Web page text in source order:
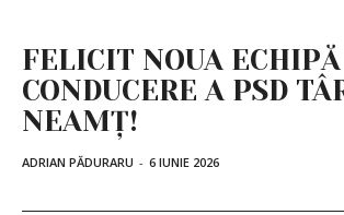
FELICIT NOUA
CONDUCERE A PSD
NEAMȚ!
ADRIAN PĂDURARU - 6 IUNIE 2026